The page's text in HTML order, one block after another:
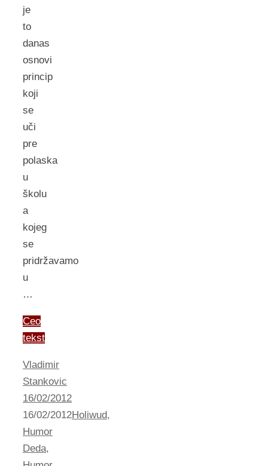
je
to
danas
osnovi
princip
koji
se
uči
pre
polaska
u
školu
a
kojeg
se
pridržavamo
u
…
Ceo
tekst
Vladimir
Stankovic
16/02/2012
16/02/2012Holiwud,
Humor
Deda,